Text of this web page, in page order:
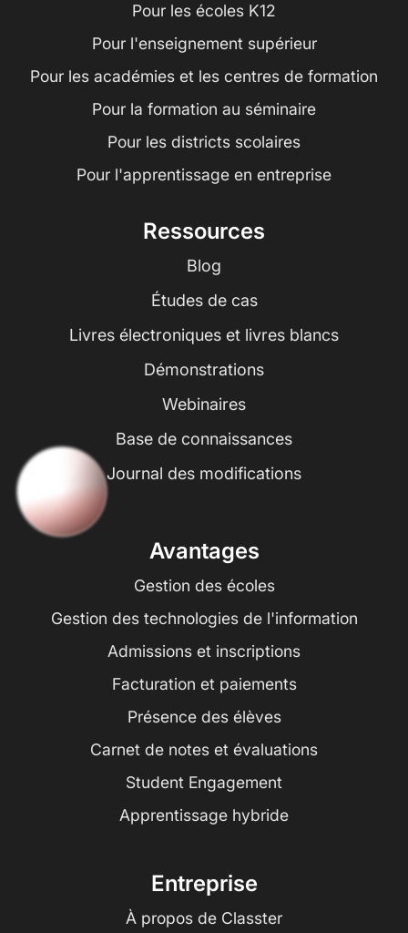
Pour les écoles K12
Pour l'enseignement supérieur
Pour les académies et les centres de formation
Pour la formation au séminaire
Pour les districts scolaires
Pour l'apprentissage en entreprise
Ressources
Blog
Études de cas
Livres électroniques et livres blancs
Démonstrations
Webinaires
Base de connaissances
Journal des modifications
Avantages
Gestion des écoles
Gestion des technologies de l'information
Admissions et inscriptions
Facturation et paiements
Présence des élèves
Carnet de notes et évaluations
Student Engagement
Apprentissage hybride
Entreprise
À propos de Classter